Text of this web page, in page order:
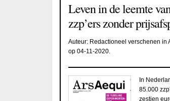
Leven in de leemte
zzp’ers zonder
Auteur: Redactioneel verschenen in
op 04-11-2020.
In
85.000
zestien